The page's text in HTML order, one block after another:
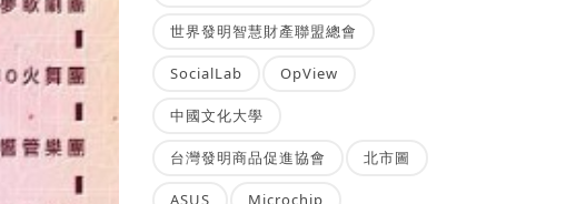
世界發明智慧財產聯盟總會
SocialLab OpView
中國文化大學
台灣發明商品促進協會 北市圖
ASUS Microchip